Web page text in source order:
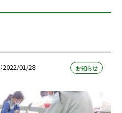
2022/01/28 お知らせ